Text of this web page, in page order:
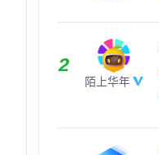
陌上华年